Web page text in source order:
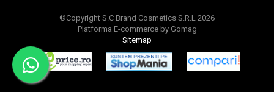
©Copyright S.C Brand Cosmetics S.R.L 2026
Platforma E-commerce by Gomag
Sitemap